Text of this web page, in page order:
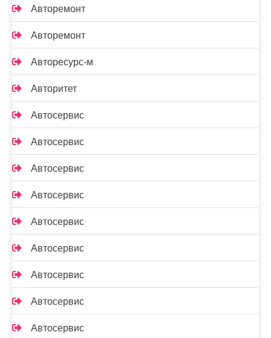
Авторемонт
Авторемонт
Авторесурс-м
Авторитет
Автосервис
Автосервис
Автосервис
Автосервис
Автосервис
Автосервис
Автосервис
Автосервис
Автосервис